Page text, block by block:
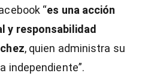
“es una acción
y responsabilidad
, quien administra su
independiente”.